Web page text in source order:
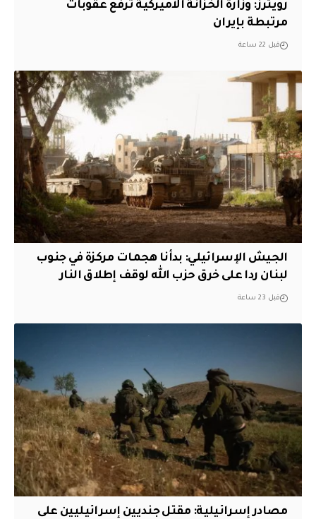
‏رويترز: وزارة الخزانة الأميركية ترفع عقوبات
مرتبطة بإيران
قبل 22 ساعة
الجيش الإسرائيلي: بدأنا هجمات مركزة في جنوب
لبنان ردا على خرق حزب الله لوقف إطلاق النار
قبل 23 ساعة
مصادر إسرائيلية: مقتل جنديين إسرائيليين على